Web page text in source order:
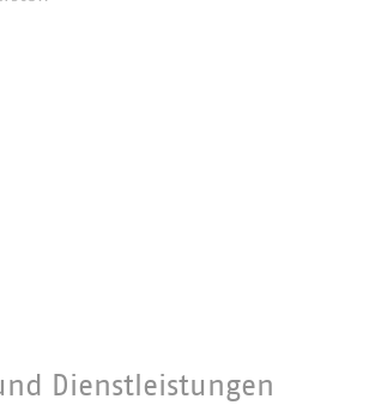
Dienstleistungen